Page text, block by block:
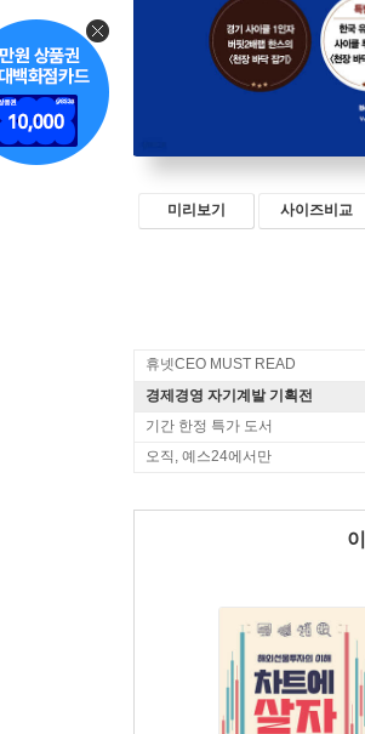
미리보기 사이즈비교
휴넷CEO MUST READ
경제경영 자기계발 기획전
기간 한정 특가 도서
오직, 예스24에서만